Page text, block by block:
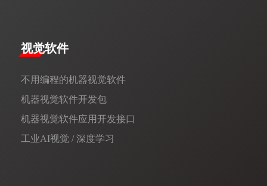
视觉软件
不用编程的机器视觉软件
机器视觉软件开发包
机器视觉软件应用开发接口
工业AI视觉 / 深度学习